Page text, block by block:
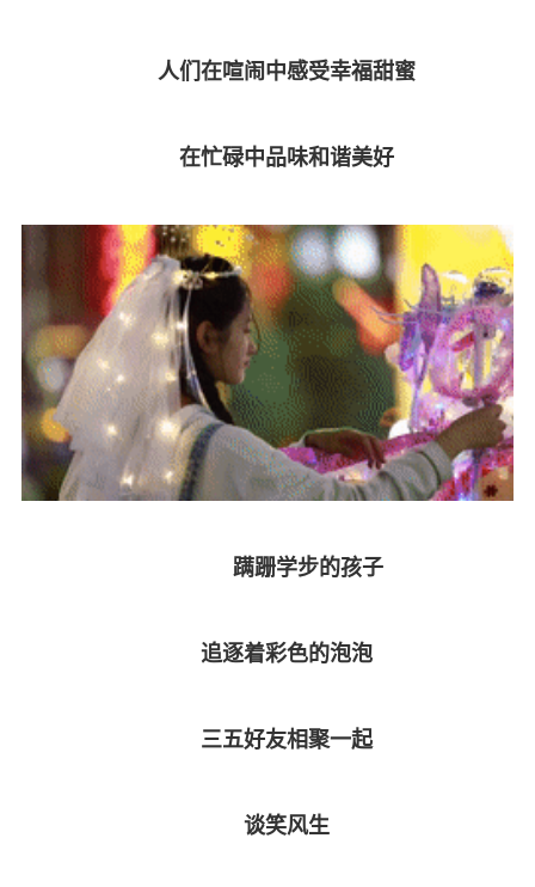
人们在喧闹中感受幸福甜蜜
在忙碌中品味和谐美好
蹒跚学步的孩子
追逐着彩色的泡泡
三五好友相聚一起
谈笑风生